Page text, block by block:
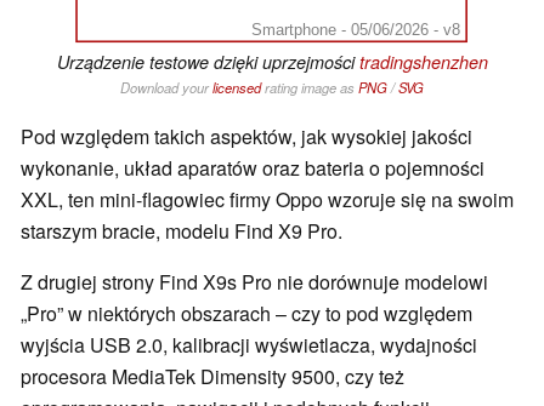
Smartphone - 05/06/2026 - v8
Urządzenie testowe dzięki uprzejmościtradingshenzhen
Download yourlicensedrating image as PNG/SVG
Pod względem takich aspektów, jak wysokiej jakości
wykonanie, układ aparatów oraz bateria o pojemności
XXL, ten mini-flagowiec firmy Oppo wzoruje się na swoim
starszym bracie, modelu Find X9 Pro.
Z drugiej strony Find X9s Pro nie dorównuje modelowi
„Pro” w niektórych obszarach – czy to pod względem
wyjścia USB 2.0, kalibracji wyświetlacza, wydajności
procesora MediaTek Dimensity 9500, czy też